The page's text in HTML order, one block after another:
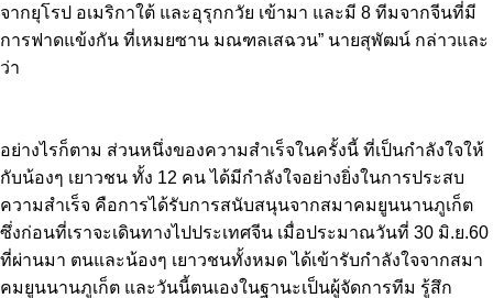
จากยุโรป อเมริกาใต้ และอุรุกกวัย เข้ามา และมี 8 ทีมจากจีนที่มี
การฟาดแข้งกัน ที่เหมยซาน มณฑลเสฉวน” นายสุพัฒน์ กล่าวและ
ว่า
อย่างไรก็ตาม ส่วนหนึ่งของความสำเร็จในครั้งนี้ ที่เป็นกำลังใจให้
กับน้องๆ เยาวชน ทั้ง 12 คน ได้มีกำลังใจอย่างยิ่งในการประสบ
ความสำเร็จ คือการได้รับการสนับสนุนจากสมาคมยูนนานภูเก็ต
ซึ่งก่อนที่เราจะเดินทางไปประเทศจีน เมื่อประมาณวันที่ 30 มิ.ย.60
ที่ผ่านมา ตนและน้องๆ เยาวชนทั้งหมด ได้เข้ารับกำลังใจจากสมา
คมยูนนานภูเก็ต และวันนี้ตนเองในฐานะเป็นผู้จัดการทีม รู้สึก